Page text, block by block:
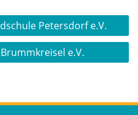
Petersdorf e.V.
e.V.